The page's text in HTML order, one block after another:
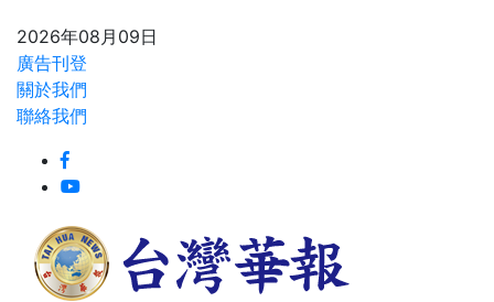
2026年08月09日
廣告刊登
關於我們
聯絡我們